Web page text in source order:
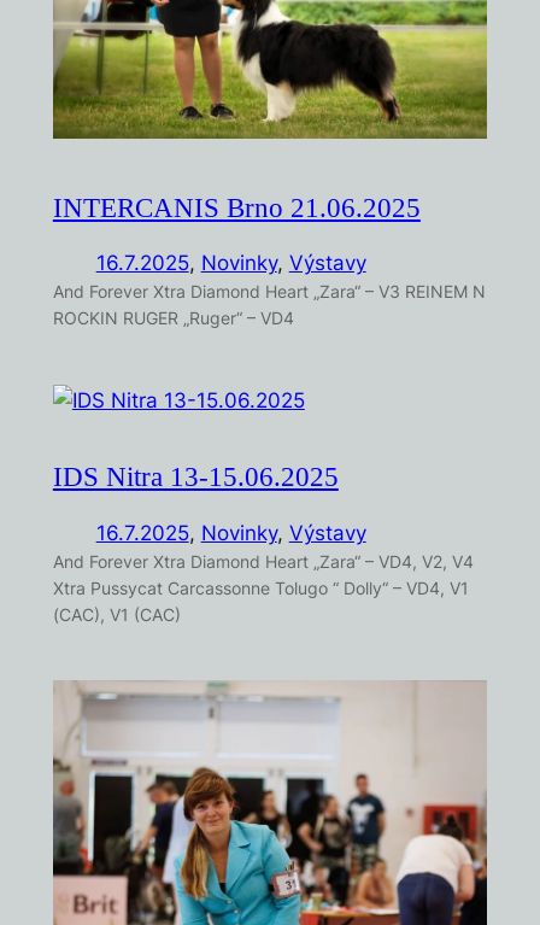
INTERCANIS Brno 21.06.2025
16.7.2025, Novinky, Výstavy
And Forever Xtra Diamond Heart „Zara“ – V3 REINEM N
ROCKIN RUGER „Ruger“ – VD4
IDS Nitra 13-15.06.2025
16.7.2025, Novinky, Výstavy
And Forever Xtra Diamond Heart „Zara“ – VD4, V2, V4
Xtra Pussycat Carcassonne Tolugo “ Dolly“ – VD4, V1
(CAC), V1 (CAC)